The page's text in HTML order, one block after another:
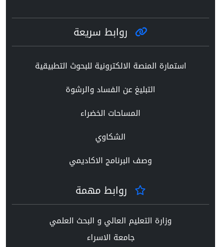
روابط سريعة
استمارة المنصة الالكترونية للبحوث التطبيقية
التبليغ عن الفساد والرشوة
المساحات الخضراء
الشكاوي
وصف البرنامج الاكاديمي
روابط مهمة
وزارة التعليم العالي و البحث العلمي
جامعة الاسراء